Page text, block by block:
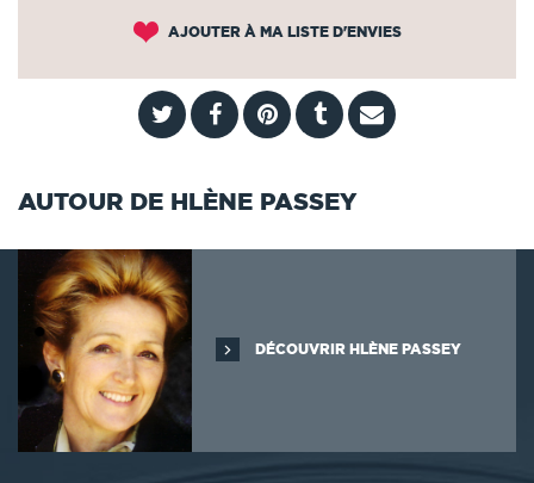
AJOUTER À MA LISTE D'ENVIES
AUTOUR DE HLÈNE PASSEY
DÉCOUVRIR HLÈNE PASSEY